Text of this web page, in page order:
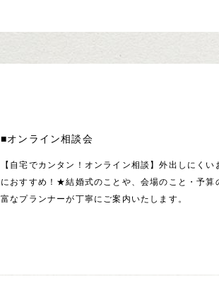
■オンライン相談会
【自宅でカンタン！オンライン相談】外出しにく
におすすめ！★結婚式のことや、会場のこと・予算
富なプランナーが丁寧にご案内いたします。